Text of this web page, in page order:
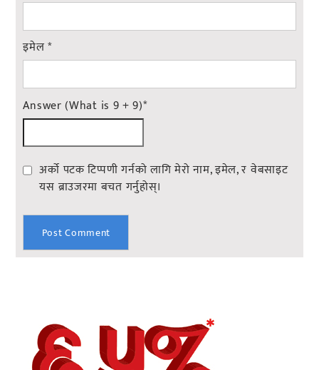
इमेल*
Answer (What is 9 + 9)*
अर्को पटक टिप्पणी गर्नको लागि मेरो नाम, इमेल, र वेबसाइट
यस ब्राउजरमा बचत गर्नुहोस्।